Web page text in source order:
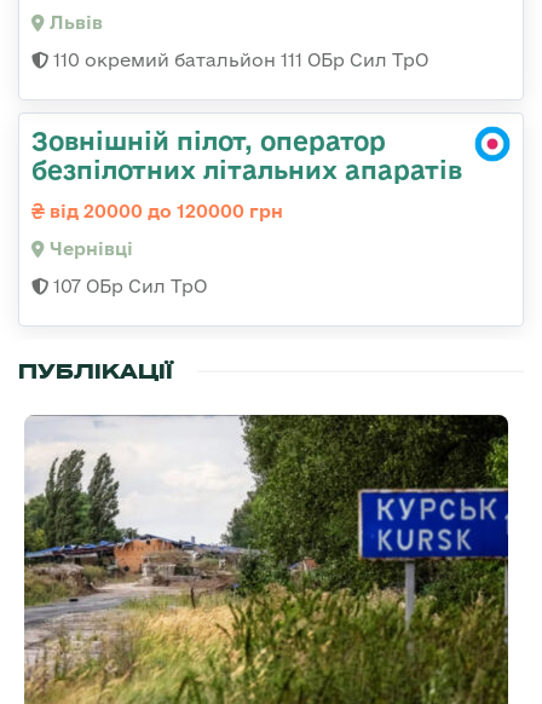
Львів
110 окремий батальйон 111 ОБр Сил ТрО
Зовнішній пілот, оператор
безпілотних літальних апаратів
від 20000 до 120000 грн
Чернівці
107 ОБр Сил ТрО
ПУБЛІКАЦІЇ